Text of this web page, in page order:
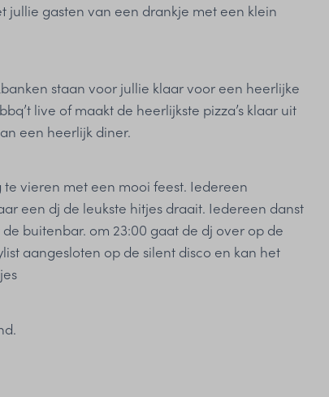
jullie gasten van een drankje met een klein
staan voor jullie klaar voor een heerlijke
live of maakt de heerlijkste pizza’s klaar uit
een heerlijk diner.
vieren met een mooi feest. Iedereen
een dj de leukste hitjes draait. Iedereen danst
buitenbar. om 23:00 gaat de dj over op de
aangesloten op de silent disco en kan het